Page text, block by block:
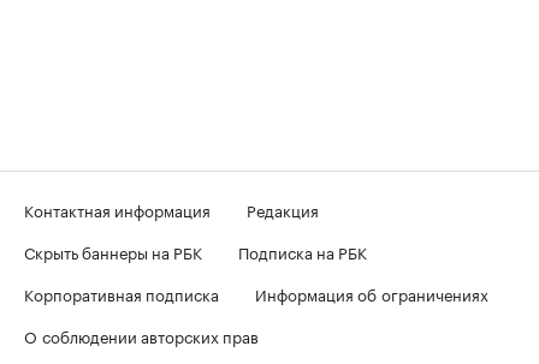
Контактная информация
Редакция
Скрыть баннеры на РБК
Подписка на РБК
Корпоративная подписка
Информация об ограничениях
О соблюдении авторских прав